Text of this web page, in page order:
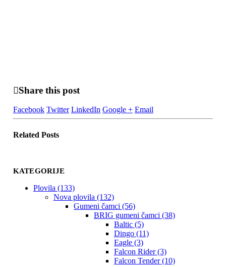
Share this post
Facebook Twitter LinkedIn Google + Email
Related Posts
KATEGORIJE
Plovila (133)
Nova plovila (132)
Gumeni čamci (56)
BRIG gumeni čamci (38)
Baltic (5)
Dingo (11)
Eagle (3)
Falcon Rider (3)
Falcon Tender (10)